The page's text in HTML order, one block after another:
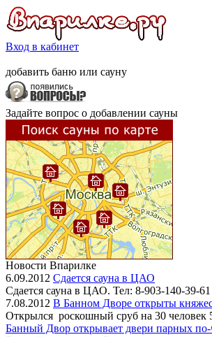
Вход в кабинет
добавить баню или сауну
Задайте вопрос о добавлении сауны
Новости Впарилке
6.09.2012 Сдается сауна в ЦАО
Сдается сауна в ЦАО. Тел: 8-903-140-39-61
7.08.2012 В Банном Дворе открыты
Открылся роскошный сруб на 30 человек
Банный Двор открывает двери парных